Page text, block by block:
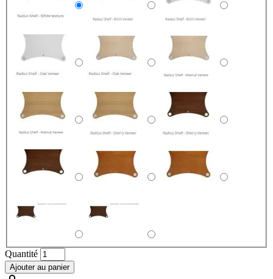
Quantité
Ajouter au panier